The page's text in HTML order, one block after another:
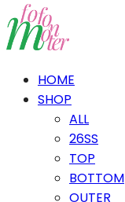
HOME
SHOP
ALL
26SS
TOP
BOTTOM
OUTER